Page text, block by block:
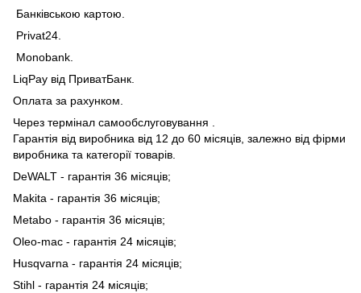
Банківською картою.
Privat24.
Monobank.
LiqPay від ПриватБанк.
Оплата за рахунком.
Через термінал самообслуговування .
Гарантія від виробника від 12 до 60 місяців, залежно від фірми
виробника та категорії товарів.
DeWALT - гарантія 36 місяців;
Makita - гарантія 36 місяців;
Metabo - гарантія 36 місяців;
Oleo-mac - гарантія 24 місяців;
Husqvarna - гарантія 24 місяців;
Stihl - гарантія 24 місяців;